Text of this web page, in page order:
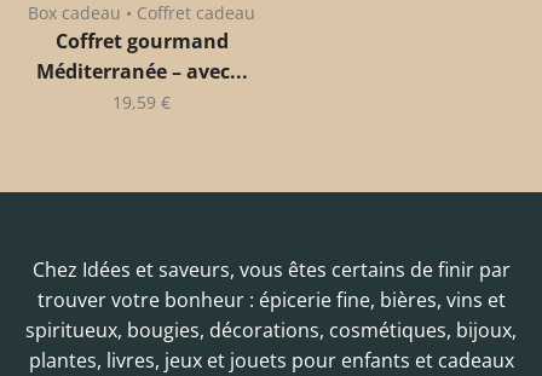
Box cadeau • Coffret cadeau
Coffret gourmand
Méditerranée – avec...
19,59 €
Chez Idées et saveurs, vous êtes certains de finir par
trouver votre bonheur : épicerie fine, bières, vins et
spiritueux, bougies, décorations, cosmétiques, bijoux,
plantes, livres, jeux et jouets pour enfants et cadeaux